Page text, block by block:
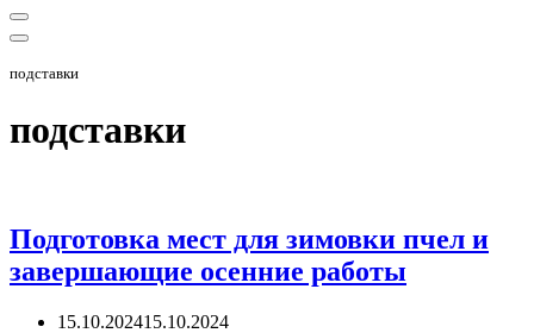
Меню
навигации
Меню
подставки
подставки
Подготовка мест для зимовки пчел и
завершающие осенние работы
15.10.202415.10.2024